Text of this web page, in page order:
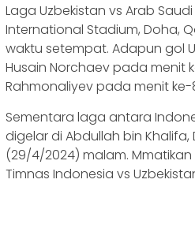
Laga Uzbekistan vs Arab
International Stadium, Doha,
waktu setempat. Adapun gol
Husain Norchaev pada menit
Rahmonaliyev pada menit ke-
Sementara laga antara
digelar di Abdullah bin
(29/4/2024) malam.
Timnas Indonesia vs